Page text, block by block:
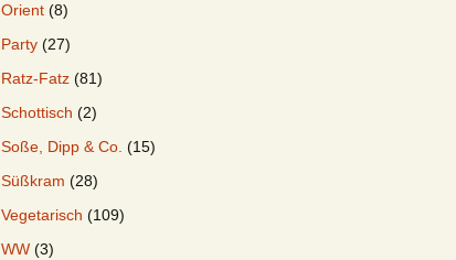
Orient (8)
Party (27)
Ratz-Fatz (81)
Schottisch (2)
Soße, Dipp & Co. (15)
Süßkram (28)
Vegetarisch (109)
WW (3)